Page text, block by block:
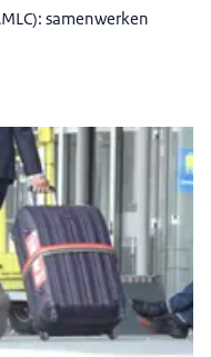
samenwerken